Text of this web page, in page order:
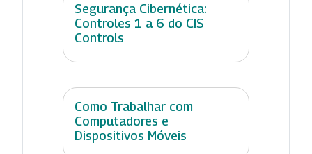
Segurança Cibernética:
Controles 1 a 6 do CIS
Controls
Como Trabalhar com
Computadores e
Dispositivos Móveis